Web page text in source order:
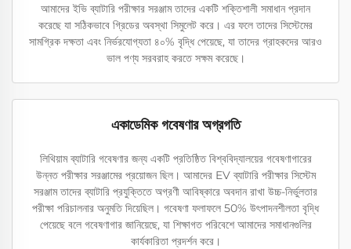
আমাদের ইভি ব্যাটারি পরীক্ষার সরঞ্জাম তাদের একটি শক্তিশালী সমাধান প্রদান
করেছে যা সঠিকভাবে গ্রিডের অবস্থা সিমুলেট করে। এর ফলে তাদের সিস্টেমের
সামগ্রিক দক্ষতা এবং নির্ভরযোগ্যতা ৪০% বৃদ্ধি পেয়েছে, যা তাদের গ্রাহকদের আরও
ভাল পণ্য সরবরাহ করতে সক্ষম করেছে।
একাডেমিক গবেষণার অগ্রগতি
লিথিয়াম ব্যাটারি গবেষণার জন্য একটি প্রতিষ্ঠিত বিশ্ববিদ্যালয়ের গবেষণাগারের
উন্নত পরীক্ষার সরঞ্জামের প্রয়োজন ছিল। আমাদের EV ব্যাটারি পরীক্ষার সিস্টেম
সরঞ্জাম তাদের ব্যাটারি প্রযুক্তিতে অগ্রণী আবিষ্কারে অবদান রাখা উচ্চ-নির্ভুলতার
পরীক্ষা পরিচালনার অনুমতি দিয়েছিল। গবেষণা ফলাফলে 50% উৎপাদনশীলতা বৃদ্ধি
পেয়েছে বলে গবেষণাগার জানিয়েছে, যা শিক্ষাগত পরিবেশে আমাদের সমাধানগুলির
কার্যকারিতা প্রদর্শন করে।